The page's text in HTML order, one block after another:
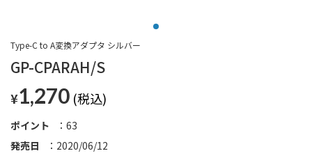
GP-CPARAH/S
Type-C to A変換アダプタ シルバー
¥1,270
発売日 2020/06/12
ポイント 63